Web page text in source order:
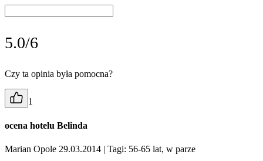
5.0/6
Czy ta opinia była pomocna?
1
ocena hotelu Belinda
Marian Opole 29.03.2014 | Tagi: 56-65 lat, w parze